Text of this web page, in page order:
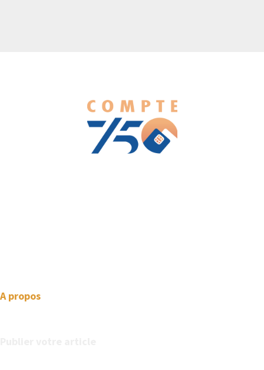
A propos